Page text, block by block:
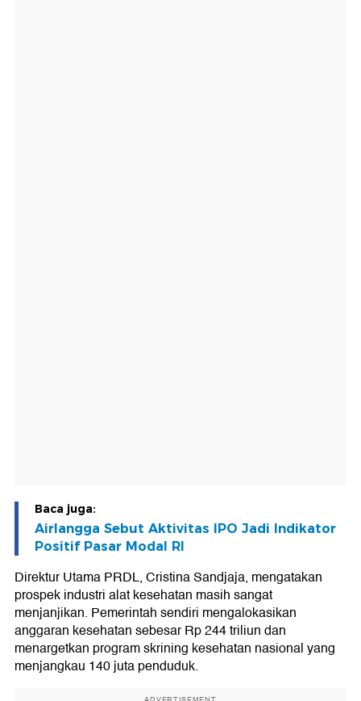
Baca juga:
Airlangga Sebut Aktivitas IPO Jadi Indikator
Positif Pasar Modal RI
Direktur Utama PRDL, Cristina Sandjaja, mengatakan
prospek industri alat kesehatan masih sangat
menjanjikan. Pemerintah sendiri mengalokasikan
anggaran kesehatan sebesar Rp 244 triliun dan
menargetkan program skrining kesehatan nasional yang
menjangkau 140 juta penduduk.